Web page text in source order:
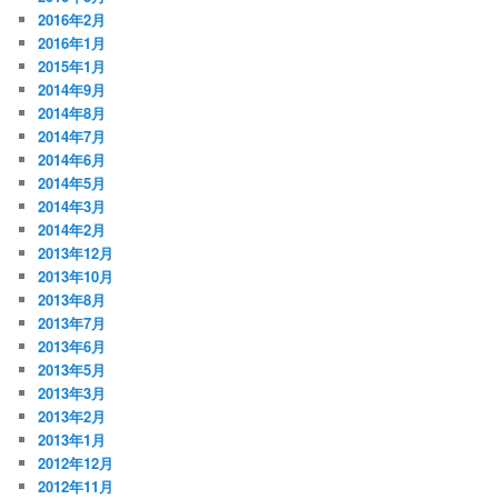
2016年2月
2016年1月
2015年1月
2014年9月
2014年8月
2014年7月
2014年6月
2014年5月
2014年3月
2014年2月
2013年12月
2013年10月
2013年8月
2013年7月
2013年6月
2013年5月
2013年3月
2013年2月
2013年1月
2012年12月
2012年11月